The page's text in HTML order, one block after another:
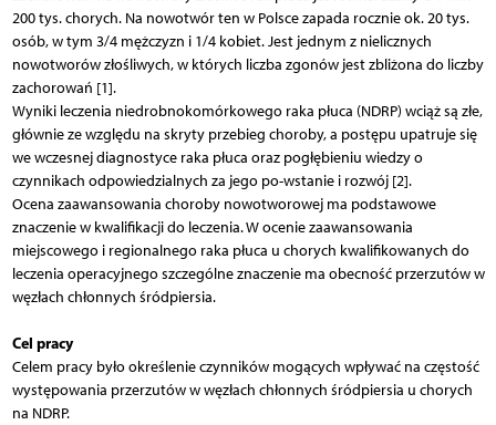
200 tys. chorych. Na nowotwór ten w Polsce zapada rocznie ok. 20 tys.
osób, w tym 3/4 mężczyzn i 1/4 kobiet. Jest jednym z nielicznych
nowotworów złośliwych, w których liczba zgonów jest zbliżona do liczby
zachorowań [1].
Wyniki leczenia niedrobnokomórkowego raka płuca (NDRP) wciąż są złe,
głównie ze względu na skryty przebieg choroby, a postępu upatruje się
we wczesnej diagnostyce raka płuca oraz pogłębieniu wiedzy o
czynnikach odpowiedzialnych za jego po-wstanie i rozwój [2].
Ocena zaawansowania choroby nowotworowej ma podstawowe
znaczenie w kwalifikacji do leczenia. W ocenie zaawansowania
miejscowego i regionalnego raka płuca u chorych kwalifikowanych do
leczenia operacyjnego szczególne znaczenie ma obecność przerzutów w
węzłach chłonnych śródpiersia.
Cel pracy
Celem pracy było określenie czynników mogących wpływać na częstość
występowania przerzutów w węzłach chłonnych śródpiersia u chorych
na NDRP.